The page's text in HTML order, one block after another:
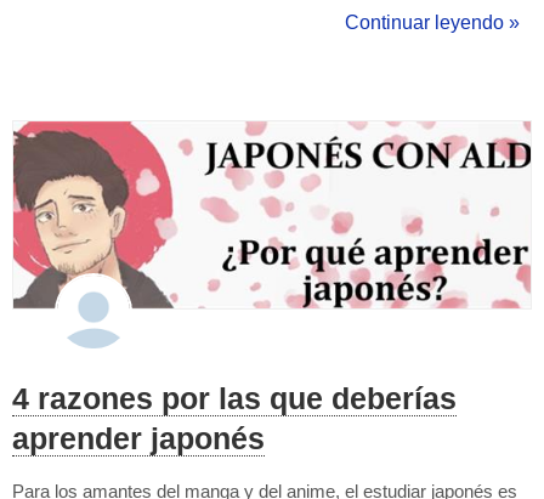
la razón principal que nos impulsa a aprender algo tan diferente y
Continuar leyendo »
4 razones por las que deberías
aprender japonés
Para los amantes del manga y del anime, el estudiar japonés es